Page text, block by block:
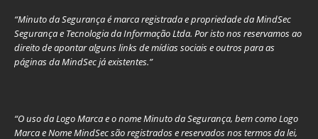
“Minuto da Segurança é marca registrada e propriedade da MindSec
Segurança e Tecnologia da Informação Ltda. Por isto nos reservamos ao
direito de apontar alguns links de mídias sociais e outros para as
páginas da MindSec já existentes.”
“O uso da Logo Marca e o nome Minuto da Segurança, bem como Logo
Marca e Nome MindSec são registrados e reservados nos termos da lei,